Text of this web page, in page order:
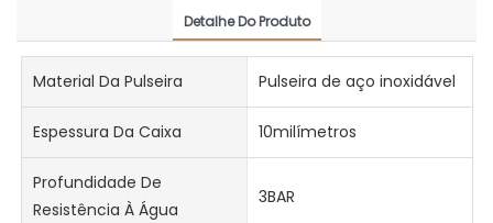
Detalhe Do Produto
Material Da Pulseira Pulseira de aço inoxidável
Espessura Da Caixa 10milímetros
Profundidade De
Resistência À Água
3BAR